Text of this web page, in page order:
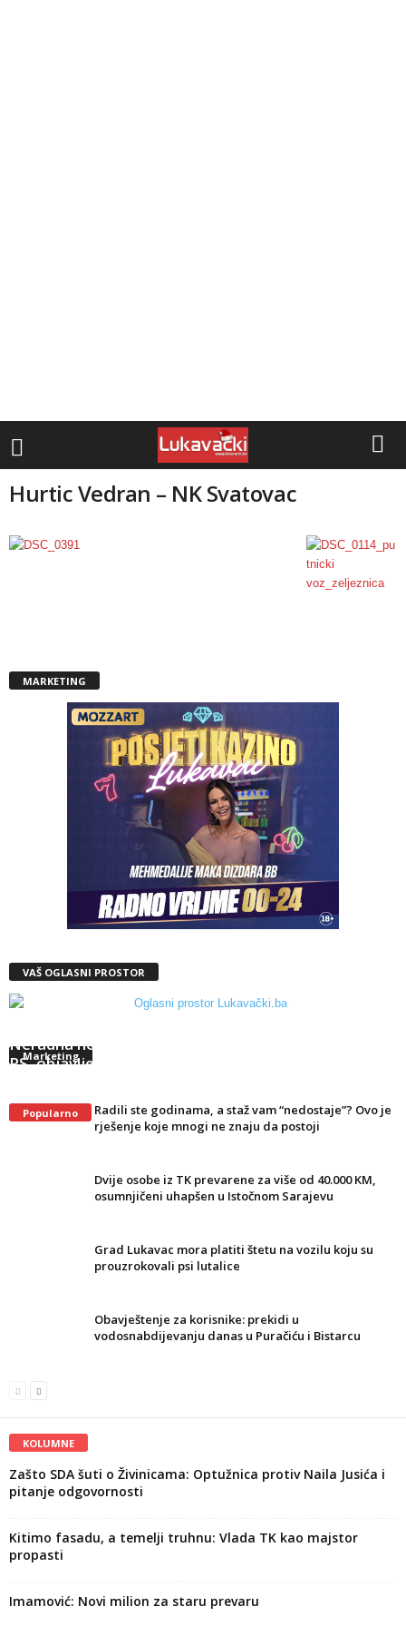
Hurtic Vedran – NK Svatovac
MARKETING
VAŠ OGLASNI PROSTOR
Marketing
Popularno
Neradna nedjelja u FBiH nije preusmjerila kupce u
RS, objavljeni novi podaci
Radili ste godinama, a staž vam “nedostaje”? Ovo je
rješenje koje mnogi ne znaju da postoji
Dvije osobe iz TK prevarene za više od 40.000 KM,
osumnjičeni uhapšen u Istočnom Sarajevu
Grad Lukavac mora platiti štetu na vozilu koju su
prouzrokovali psi lutalice
Obavještenje za korisnike: prekidi u
vodosnabdijevanju danas u Puračiću i Bistarcu
KOLUMNE
Zašto SDA šuti o Živinicama: Optužnica protiv Naila Jusića i
pitanje odgovornosti
Kitimo fasadu, a temelji truhnu: Vlada TK kao majstor
propasti
Imamović: Novi milion za staru prevaru